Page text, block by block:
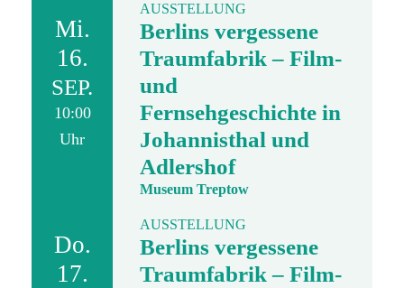
Mi.
16.
SEP.
10:00
Uhr
AUSSTELLUNG
Berlins vergessene
Traumfabrik – Film-
und
Fernsehgeschichte in
Johannisthal und
Adlershof
Museum Treptow
Do.
17.
AUSSTELLUNG
Berlins vergessene
Traumfabrik – Film-